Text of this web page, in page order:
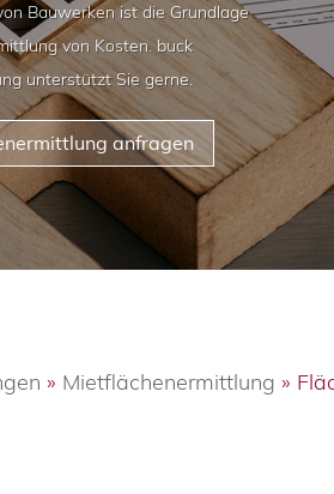
Bauwerken ist die Grundlage
von Kosten. buck
unterstützt Sie gerne.
anfragen
» Mietflächenermittlung »